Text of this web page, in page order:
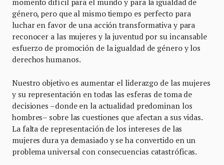
momento difícil para el mundo y para la igualdad de
género, pero que al mismo tiempo es perfecto para
luchar en favor de una acción transformativa y para
reconocer a las mujeres y la juventud por su incansable
esfuerzo de promoción de la igualdad de género y los
derechos humanos.
Nuestro objetivo es aumentar el liderazgo de las mujeres
y su representación en todas las esferas de toma de
decisiones –donde en la actualidad predominan los
hombres– sobre las cuestiones que afectan a sus vidas.
La falta de representación de los intereses de las
mujeres dura ya demasiado y se ha convertido en un
problema universal con consecuencias catastróficas.